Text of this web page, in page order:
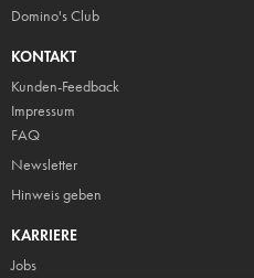
Domino's Club
KONTAKT
Kunden-Feedback
Impressum
FAQ
Newsletter
Hinweis geben
KARRIERE
Jobs